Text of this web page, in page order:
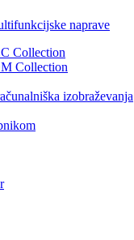
naprave
Collection
Collection
izobraževanja